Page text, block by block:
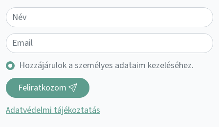
Hozzájárulok a személyes adataim kezeléséhez.
Feliratkozom
Adatvédelmi tájékoztatás